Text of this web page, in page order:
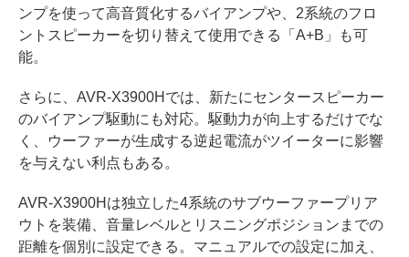
ンプを使って高音質化するバイアンプや、2系統のフロ
ントスピーカーを切り替えて使用できる「A+B」も可
能。
さらに、AVR-X3900Hでは、新たにセンタースピーカー
のバイアンプ駆動にも対応。駆動力が向上するだけでな
く、ウーファーが生成する逆起電流がツイーターに影響
を与えない利点もある。
AVR-X3900Hは独立した4系統のサブウーファープリア
ウトを装備、音量レベルとリスニングポジションまでの
距離を個別に設定できる。マニュアルでの設定に加え、